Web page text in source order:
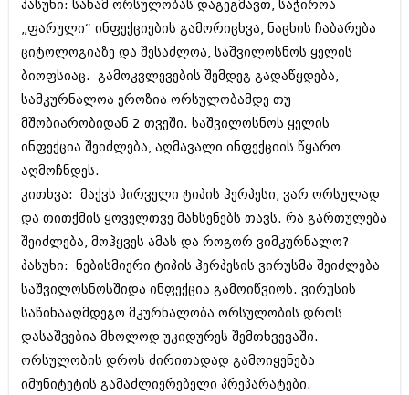
შოუბიზნესი
დაიჯესტი
ქალი და მამაკაცი
ისტორია
სხვადასხვა
ანონსი
აგვისტო 2018 (162)
ივლისი 2018 (223)
ივნისი 2018 (244)
მაისი 2018 (211)
აპრილი 2018 (194)
მარტი 2018 (256)
თებერვალი 2018 (208)
ქალი და მამაკაცი
სხვადასხვა
ანონსი
არქივი
ნოემბერი 2020 (103)
ოქტომბერი 2020 (209)
აგვისტო 2020 (249)
ივლისი 2020 (204)
ივნისი 2020 (249)
არქივის ზომის ნახვა
პასუხი: სანამ ორსულობას დაგეგმავთ, საჭიროა
„ფარული“ ინფექციების გამორიცხვა, ნაცხის ჩაბარება
ციტოლოგიაზე და შესაძლოა, საშვილოსნოს ყელის
ბიოფსიაც. გამოკვლევების შემდეგ გადაწყდება,
სამკურნალოა ეროზია ორსულობამდე თუ
მშობიარობიდან 2 თვეში. საშვილოსნოს ყელის
ინფექცია შეიძლება, აღმავალი ინფექციის წყარო
აღმოჩნდეს.
კითხვა: მაქვს პირველი ტიპის ჰერპესი, ვარ ორსულად
და თითქმის ყოველთვე მახსენებს თავს. რა გართულება
შეიძლება, მოჰყვეს ამას და როგორ ვიმკურნალო?
პასუხი: ნებისმიერი ტიპის ჰერპესის ვირუსმა შეიძლება
საშვილოსნოსშიდა ინფექცია გამოიწვიოს. ვირუსის
საწინააღმდეგო მკურნალობა ორსულობის დროს
დასაშვებია მხოლოდ უკიდურეს შემთხვევაში.
ორსულობის დროს ძირითადად გამოიყენება
იმუნიტეტის გამაძლიერებელი პრეპარატები.